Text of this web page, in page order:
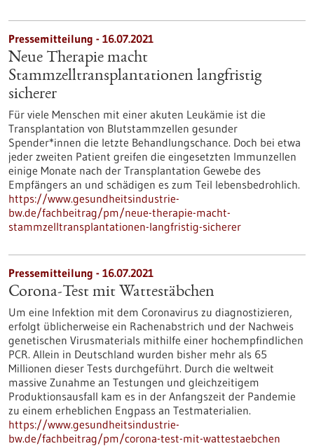
Pressemitteilung - 16.07.2021
Neue Therapie macht
Stammzelltransplantationen langfristig
sicherer
Für viele Menschen mit einer akuten Leukämie ist die
Transplantation von Blutstammzellen gesunder
Spender*innen die letzte Behandlungschance. Doch bei etwa
jeder zweiten Patient greifen die eingesetzten Immunzellen
einige Monate nach der Transplantation Gewebe des
Empfängers an und schädigen es zum Teil lebensbedrohlich.
https://www.gesundheitsindustrie-
bw.de/fachbeitrag/pm/neue-therapie-macht-
stammzelltransplantationen-langfristig-sicherer
Pressemitteilung - 16.07.2021
Corona-Test mit Wattestäbchen
Um eine Infektion mit dem Coronavirus zu diagnostizieren,
erfolgt üblicherweise ein Rachenabstrich und der Nachweis
genetischen Virusmaterials mithilfe einer hochempfindlichen
PCR. Allein in Deutschland wurden bisher mehr als 65
Millionen dieser Tests durchgeführt. Durch die weltweit
massive Zunahme an Testungen und gleichzeitigem
Produktionsausfall kam es in der Anfangszeit der Pandemie
zu einem erheblichen Engpass an Testmaterialien.
https://www.gesundheitsindustrie-
bw.de/fachbeitrag/pm/corona-test-mit-wattestaebchen